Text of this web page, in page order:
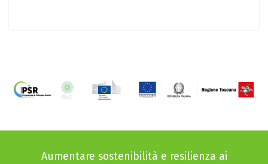
Aumentare sostenibilità e resilienza ai